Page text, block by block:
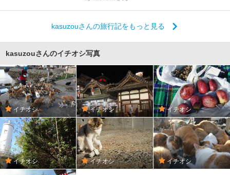
kasuzouさんの旅行記をもっと見る
kasuzouさんのイチオシ写真
イチオシ イチオシ イチオシ
イチオシ イチオシ イチオシ